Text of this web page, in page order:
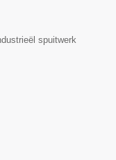
spuitwerk